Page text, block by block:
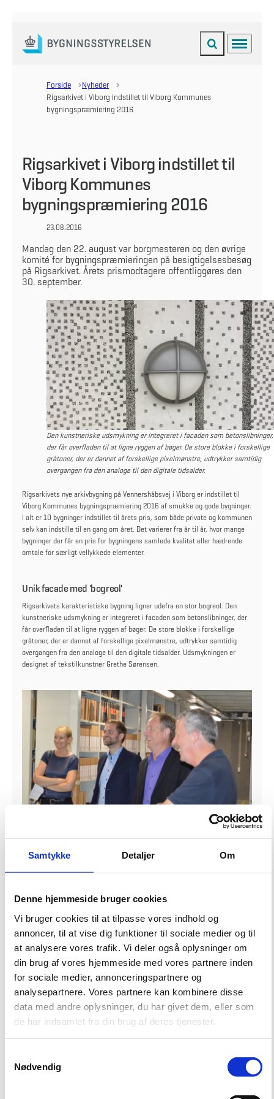
Samtykke Detaljer Om
Denne hjemmeside bruger cookies
Vi bruger cookies til at tilpasse vores indhold og
annoncer, til at vise dig funktioner til sociale medier og til
at analysere vores trafik. Vi deler også oplysninger om
din brug af vores hjemmeside med vores partnere inden
for sociale medier, annonceringspartnere og
analysepartnere. Vores partnere kan kombinere disse
data med andre oplysninger, du har givet dem, eller som
de har indsamlet fra din brug af deres tjenester.
Nødvendig
Gå til forsiden Fold søgefelt ud
Menu
Forside
Nyheder
Rigsarkivet i Viborg indstillet til Viborg Kommunes
bygningspræmiering 2016
Rigsarkivet i Viborg indstillet til
Viborg Kommunes
bygningspræmiering 2016
23.08.2016
Mandag den 22. august var borgmesteren og den øvrige
komité for bygningspræmieringen på besigtigelsesbesøg
på Rigsarkivet. Årets prismodtagere offentliggøres den
30. september.
Den kunstneriske udsmykning er integreret i facaden som betonslibninger,
der får overfladen til at ligne ryggen af bøger. De store blokke i forskellige
gråtoner, der er dannet af forskellige pixelmønstre, udtrykker samtidig
overgangen fra den analoge til den digitale tidsalder.
Rigsarkivets nye arkivbygning på Vennershåbsvej i Viborg er indstillet til
Viborg Kommunes bygningspræmiering 2016 af smukke og gode bygninger.
I alt er 10 bygninger indstillet til årets pris, som både private og kommunen
selv kan indstille til en gang om året. Det varierer fra år til år, hvor mange
bygninger der får en pris for bygningens samlede kvalitet eller hædrende
omtale for særligt vellykkede elementer.
Unik facade med 'bogreol'
Rigsarkivets karakteristiske bygning ligner udefra en stor bogreol. Den
kunstneriske udsmykning er integreret i facaden som betonslibninger, der
får overfladen til at ligne ryggen af bøger. De store blokke i forskellige
gråtoner, der er dannet af forskellige pixelmønstre, udtrykker samtidig
overgangen fra den analoge til den digitale tidsalder. Udsmykningen er
designet af tekstilkunstner Grethe Sørensen.
Foto: : Rigsarkivet i Viborg. Borgmester i Viborg Kommune Torsten Nielsen
(nr. 2 fra højre) og den øvrige komité for bygningspræmieringen på
Teknisk kompliceret bygning
Rigsarkivet overtog nøglerne til bygningen den 1. november 2015. Indendørs
er der tale om et teknisk kompliceret byggeri med blandt andet skrappe
krav til temperatur- og luftfugtighedsstyringen og en optimal brug af
bygningen til en kompakt opbevaring af arkivalierne i et mobilt reolsystem i
to etager. Den topmoderne klimasikring skal skabe et ideelt
opbevaringsklima for de mange værdifulde dokumenter. Der er blandt andet
indrettet et særskilt rum til gamle og skrøbelige pergamenter fra
middelalderen.
Energieffektiv bygning
partnerskab (OPP) mellem Bygningsstyrelsen og OPP-leverandøren.
Byggeriet er samtidig baseret på en certificeringsordning for bæredygtigt